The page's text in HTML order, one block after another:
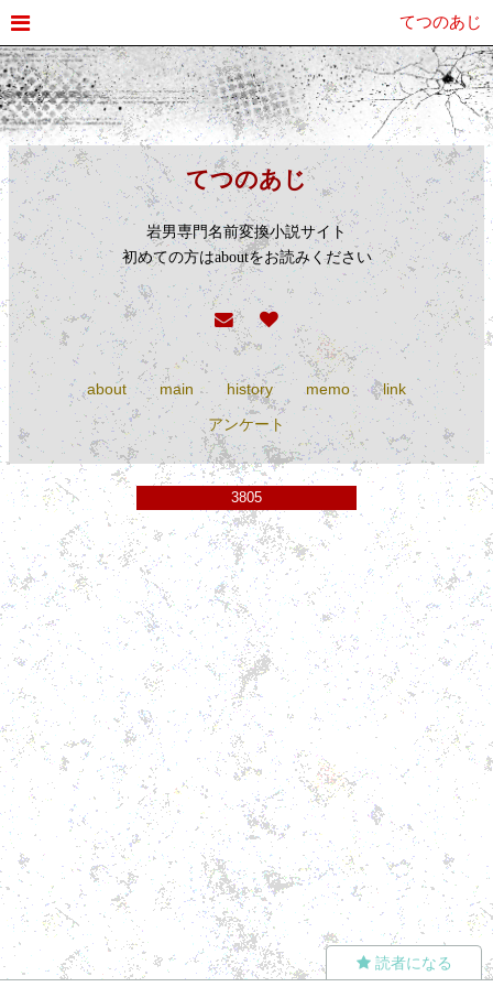
てつのあじ
てつのあじ
岩男専門名前変換小説サイト
初めての方はaboutをお読みください
about main history memo
link
アンケート
3805
読者になる